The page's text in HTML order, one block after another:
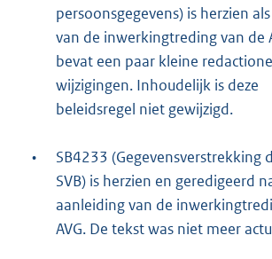
persoonsgegevens) is herzien
van de inwerkingtreding van de
bevat een paar kleine
wijzigingen. Inhoudelijk is deze
beleidsregel niet gewijzigd.
•
SB4233 (Gegevensverstrekking
SVB) is herzien en geredigeerd
aanleiding van de
AVG. De tekst was niet meer